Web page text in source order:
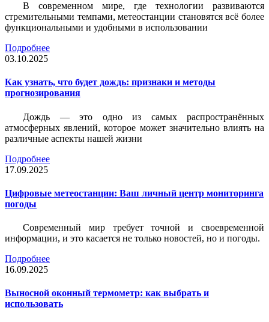
В современном мире, где технологии развиваются
стремительными темпами, метеостанции становятся всё более
функциональными и удобными в использовании
Подробнее
03.10.2025
Как узнать, что будет дождь: признаки и методы
прогнозирования
Дождь — это одно из самых распространённых
атмосферных явлений, которое может значительно влиять на
различные аспекты нашей жизни
Подробнее
17.09.2025
Цифровые метеостанции: Ваш личный центр мониторинга
погоды
Современный мир требует точной и своевременной
информации, и это касается не только новостей, но и погоды.
Подробнее
16.09.2025
Выносной оконный термометр: как выбрать и
использовать